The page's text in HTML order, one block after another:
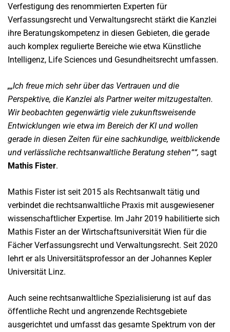
Verfestigung des renommierten Experten für
Verfassungsrecht und Verwaltungsrecht stärkt die Kanzlei
ihre Beratungskompetenz in diesen Gebieten, die gerade
auch komplex regulierte Bereiche wie etwa Künstliche
Intelligenz, Life Sciences und Gesundheitsrecht umfassen.
„ Ich freue mich sehr über das Vertrauen und die
Perspektive, die Kanzlei als Partner weiter mitzugestalten.
Wir beobachten gegenwärtig viele zukunftsweisende
Entwicklungen wie etwa im Bereich der KI und wollen
gerade in diesen Zeiten für eine sachkundige, weitblickende
und verlässliche rechtsanwaltliche Beratung stehen “, sagt
Mathis Fister.
Mathis Fister ist seit 2015 als Rechtsanwalt tätig und
verbindet die rechtsanwaltliche Praxis mit ausgewiesener
wissenschaftlicher Expertise. Im Jahr 2019 habilitierte sich
Mathis Fister an der Wirtschaftsuniversität Wien für die
Fächer Verfassungsrecht und Verwaltungsrecht. Seit 2020
lehrt er als Universitätsprofessor an der Johannes Kepler
Universität Linz.
Auch seine rechtsanwaltliche Spezialisierung ist auf das
öffentliche Recht und angrenzende Rechtsgebiete
ausgerichtet und umfasst das gesamte Spektrum von der